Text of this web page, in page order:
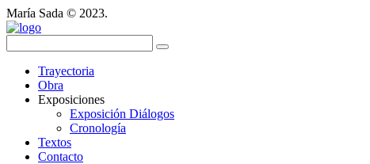
María Sada © 2023.
Trayectoria
Obra
Exposiciones
Exposición Diálogos
Cronología
Textos
Contacto